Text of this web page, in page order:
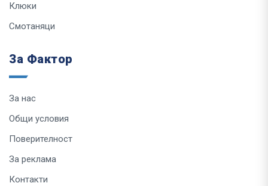
Клюки
Смотаняци
За Фактор
За нас
Общи условия
Поверителност
За реклама
Контакти